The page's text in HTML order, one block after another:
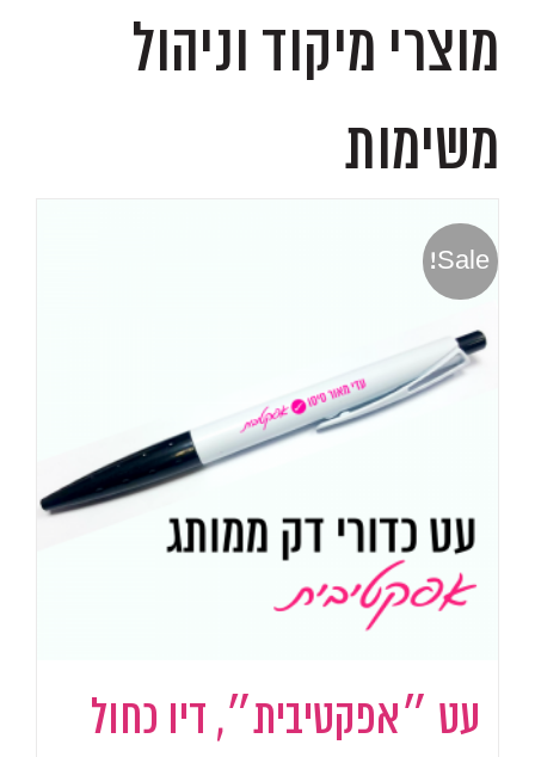
מוצרי מיקוד וניהול
משימות
Sale!
עט ״אפקטיבית״, דיו כחול